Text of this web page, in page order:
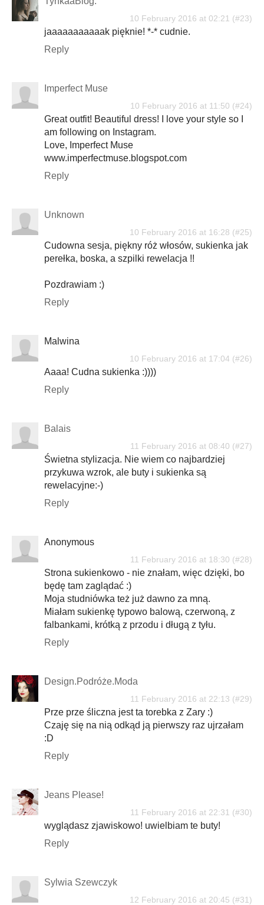
10 February 2016 at 02:21
jaaaaaaaaaaak pięknie! *-* cudnie.
Reply
Imperfect Muse
10 February 2016 at 11:50
Great outfit! Beautiful dress! I love your style so I
am following on Instagram.
Love, Imperfect Muse
www.imperfectmuse.blogspot.com
Reply
Unknown
10 February 2016 at 16:28
Cudowna sesja, piękny róż włosów, sukienka jak
perełka, boska, a szpilki rewelacja !!
Pozdrawiam :)
Reply
Malwina
10 February 2016 at 17:04
Aaaa! Cudna sukienka :))))
Reply
Balais
11 February 2016 at 08:40
Świetna stylizacja. Nie wiem co najbardziej
przykuwa wzrok, ale buty i sukienka są
rewelacyjne:-)
Reply
Anonymous
11 February 2016 at 18:30
Strona sukienkowo - nie znałam, więc dzięki, bo
będę tam zaglądać :)
Moja studniówka też już dawno za mną.
Miałam sukienkę typowo balową, czerwoną, z
falbankami, krótką z przodu i długą z tyłu.
Reply
Design.Podróże.Moda
11 February 2016 at 22:13
Prze prze śliczna jest ta torebka z Zary :)
Czaję się na nią odkąd ją pierwszy raz ujrzałam
:D
Reply
Jeans Please!
11 February 2016 at 22:31
wyglądasz zjawiskowo! uwielbiam te buty!
Reply
Sylwia Szewczyk
12 February 2016 at 20:45